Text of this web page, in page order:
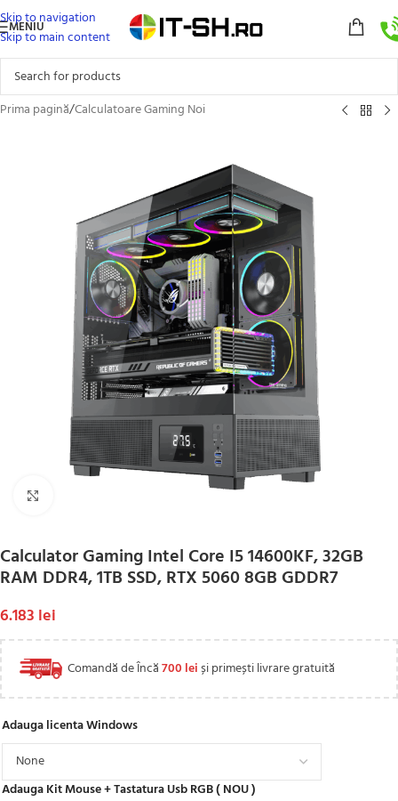
Skip to navigation
Skip to main content
MENIU
Prima pagină/Calculatoare Gaming Noi
Calculator Gaming Intel Core I5 14600KF, 32GB
RAM DDR4, 1TB SSD, RTX 5060 8GB GDDR7
6.183 lei
Comandă de Încă700 leiși primești livrare gratuită
Adauga licenta Windows
Adauga Kit Mouse + Tastatura Usb RGB ( NOU )